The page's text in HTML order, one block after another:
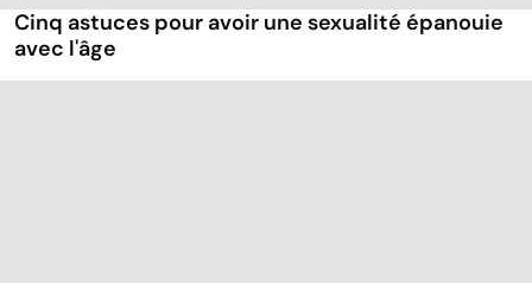
Cinq astuces pour avoir une sexualité épanouie
avec l'âge